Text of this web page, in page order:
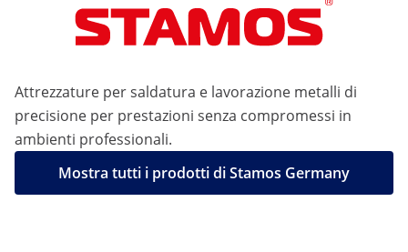
Attrezzature per saldatura e lavorazione metalli di
precisione per prestazioni senza compromessi in
ambienti professionali.
Mostra tutti i prodotti di Stamos Germany